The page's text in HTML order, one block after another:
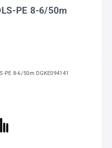
PE 8-6/50m
von 5 von 5 Sternen